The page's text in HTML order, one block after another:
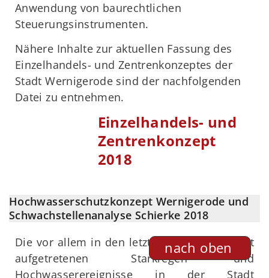
Anwendung von baurechtlichen
Steuerungsinstrumenten.
Nähere Inhalte zur aktuellen Fassung des
Einzelhandels- und Zentrenkonzeptes der
Stadt Wernigerode sind der nachfolgenden
Datei zu entnehmen.
Einzelhandels- und
Zentrenkonzept
2018
Hochwasserschutzkonzept Wernigerode und
Schwachstellenanalyse Schierke 2018
Die vor allem in den letzten Jahren vermehrt
aufgetretenen Starkregen- und
Hochwasserereignisse in der Stadt
nach oben